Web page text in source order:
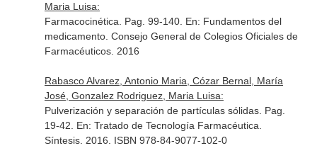
Maria Luisa:
Farmacocinética. Pag. 99-140. En: Fundamentos del
medicamento. Consejo General de Colegios Oficiales de
Farmacéuticos. 2016
Rabasco Alvarez, Antonio Maria, Cózar Bernal, María
José, Gonzalez Rodriguez, Maria Luisa:
Pulverización y separación de partículas sólidas. Pag.
19-42. En: Tratado de Tecnología Farmacéutica
Síntesis. 2016. ISBN 978-84-9077-102-0